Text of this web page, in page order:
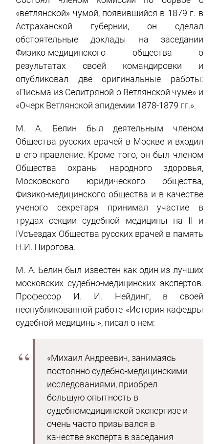
«ветлянской» чумой, появившийся в 1879 г. в
Астраханской губернии, он сделал
обстоятельные доклады на заседании
Физико-медицинского общества о
результатах своей командировки и
опубликовал две оригинальные работы:
«Письма из Селитряной о Ветлянской чуме» и
«Очерк Ветлянской эпидемии 1878-1879 гг.».
М. А. Белин был деятельным членом
Общества русских врачей в Москве и входил
в его правление. Кроме того, он был членом
Общества охраны народного здоровья,
Московского юридического общества,
Физико-медицинского общества и в качестве
ученого секретаря принимал участие в
трудах секции судебной медицины на II и
IVсъездах Общества русских врачей в память
Н.И. Пирогова.
М. А. Белин был известен как один из лучших
московских судебно-медицинских экспертов.
Профессор И. И. Нейдинг, в своей
неопубликованной работе «История кафедры
судебной медицины», писал о нем:
«Михаил Андреевич, занимаясь
постоянно судебно-медицинскими
исследованиями, приобрел
большую опытность в
судебномедицинской экспертизе и
очень часто призывался в
качестве эксперта в заседания